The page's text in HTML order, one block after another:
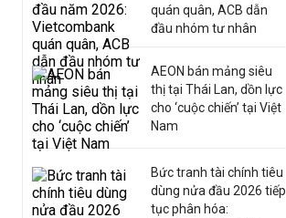
quán quân, ACB dẫn
đầu nhóm tư nhân
AEON bán mảng siêu
thị tại Thái Lan, dồn lực
cho ‘cuộc chiến’ tại Việt
Nam
Bức tranh tài chính tiêu
dùng nửa đầu 2026 tiếp
tục phân hóa: